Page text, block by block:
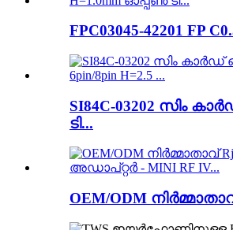
FPC03045-42201 FP
SI84C-03202 സിം
ടി...
OEM/ODM